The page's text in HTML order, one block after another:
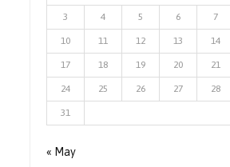
3 4 5 6 7
10 11 12 13 14
17 18 19 20 21
24 25 26 27 28
31
« May